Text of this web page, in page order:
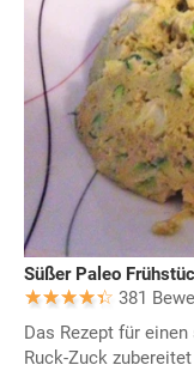
Süßer Paleo
381
Das Rezept für
Ruck-Zuck